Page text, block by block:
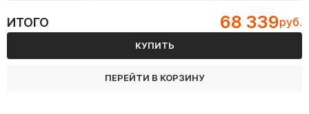
ИТОГО 68 339руб.
КУПИТЬ
ПЕРЕЙТИ В КОРЗИНУ